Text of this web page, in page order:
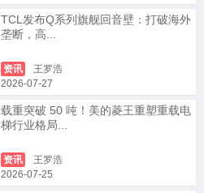
TCL发布Q系列旗舰回音壁：打破海外
垄断，高...
资讯
王罗浩
2026-07-27
载重突破 50 吨！美的菱王重塑重载电
梯行业格局...
资讯
王罗浩
2026-07-25